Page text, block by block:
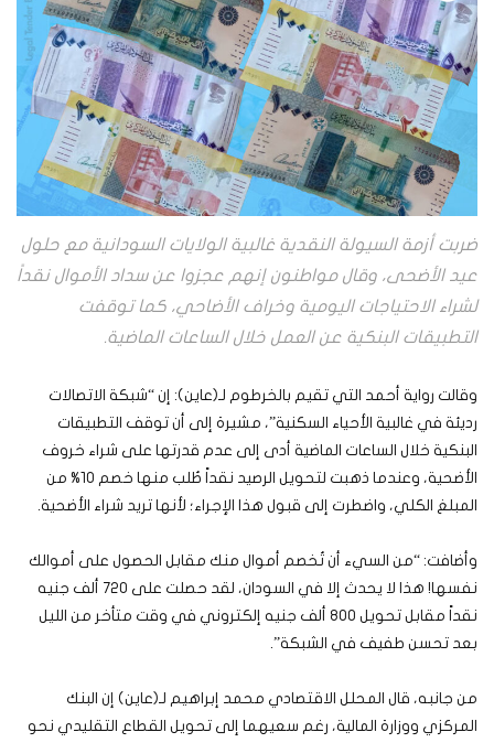
ضربت أزمة السيولة النقدية غالبية الولايات السودانية مع حلول
عيد الأضحى، وقال مواطنون إنهم عجزوا عن سداد الأموال نقداً
لشراء الاحتياجات اليومية وخراف الأضاحي، كما توقفت
التطبيقات البنكية عن العمل خلال الساعات الماضية.
وقالت رواية أحمد التي تقيم بالخرطوم لـ(عاين): إن “شبكة الاتصالات
رديئة في غالبية الأحياء السكنية”، مشيرة إلى أن توقف التطبيقات
البنكية خلال الساعات الماضية أدى إلى عدم قدرتها على شراء خروف
الأضحية، وعندما ذهبت لتحويل الرصيد نقداً طُلب منها خصم 10% من
المبلغ الكلي، واضطرت إلى قبول هذا الإجراء؛ لأنها تريد شراء الأضحية.
وأضافت: “من السيء أن تُخصم أموال منك مقابل الحصول على أموالك
نفسها! هذا لا يحدث إلا في السودان، لقد حصلت على 720 ألف جنيه
نقداً مقابل تحويل 800 ألف جنيه إلكتروني في وقت متأخر من الليل
بعد تحسن طفيف في الشبكة”.
من جانبه، قال المحلل الاقتصادي محمد إبراهيم لـ(عاين) إن البنك
المركزي ووزارة المالية، رغم سعيهما إلى تحويل القطاع التقليدي نحو